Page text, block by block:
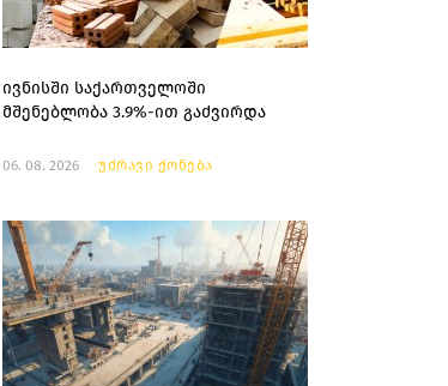
ივნისში საქართველოში
მშენებლობა 3.9%-ით გაძვირდა
06. 08. 2026 უძრავი ქონება